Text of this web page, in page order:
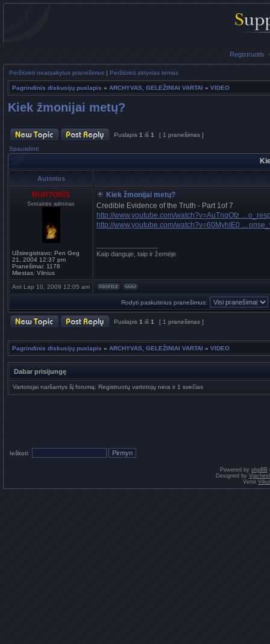
Registruotis
Peržiūrėti neatsakytus pranešimus | Peržiūrėti aktyvias temas
Pagrindinis diskusijų puslapis » ARCHYVAS, GELEŽINIAI VARTAI » VIDEO
Kiek žmonijai metų?
Puslapis 1 iš 1 [ 1 pranešimas ]
Spausdinti
Autorius
BURTONIS
Svetainės adminas
Užsiregistravo: Pen Geg
21, 2004 12:37 pm
Pranešimai: 1178
Miestas: Vilnius
Kiek žmonijai metų?
Credible Evidence of the Truth - Part 1of 7
http://www.youtube.com/watch?v=AuTnqOfz ...
http://www.youtube.com/watch?v=60MyhIE0 ...
Kaip danguje, taip ir žemėje
Ant Lap 10, 2009 12:05 am
Rodyti paskutinius pranešimus:
Puslapis 1 iš 1 [ 1 pranešimas ]
Pagrindinis diskusijų puslapis » ARCHYVAS, GELEŽINIAI VARTAI » VIDEO
Dabar prisijungę
Vartotojai naršantys šį forumą: Registruotų vartotojų nėra ir 1 svečias
Ieškoti:
Powered by phpBB
Designed by
Vertė